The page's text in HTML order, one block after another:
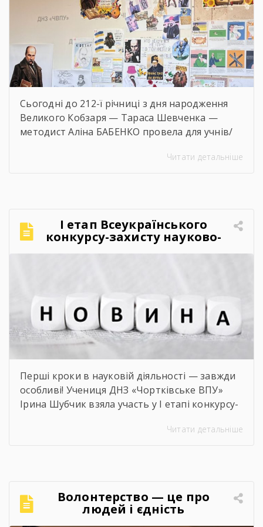
Сьогодні до 212-ї річниці з дня народження
Великого Кобзаря — Тараса Шевченка —
методист Аліна БАБЕНКО провела для учнів/
закладу інтерактивний захід «Кобзар
поезії, а також разом виконали безсмертний
[…]
Читати детальніше
І етап Всеукраїнського
конкурсу-захисту науково-
дослідницьких робіт учнів-
Перші кроки в науковій діяльності — завжди
особливі! Учениця ДНЗ «Чортківське ВПУ»
Ірина Шубчик взяла участь у І етапі конкурсу-
«Сучасний стан та перспективи розвитку
аналізом та прагненням осмислити сучасні
виклики й перспективи розвитку аграрної
Читати детальніше
Волонтерство — це про
людей і єдність